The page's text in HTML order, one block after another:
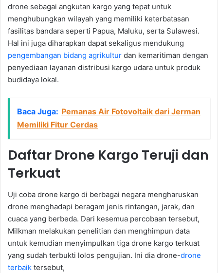
drone sebagai angkutan kargo yang tepat untuk
menghubungkan wilayah yang memiliki keterbatasan
fasilitas bandara seperti Papua, Maluku, serta Sulawesi.
Hal ini juga diharapkan dapat sekaligus mendukung
pengembangan bidang agrikultur dan kemaritiman dengan
penyediaan layanan distribusi kargo udara untuk produk
budidaya lokal.
Baca Juga: Pemanas Air Fotovoltaik dari Jerman
Memiliki Fitur Cerdas
Daftar Drone Kargo Teruji dan
Terkuat
Uji coba drone kargo di berbagai negara mengharuskan
drone menghadapi beragam jenis rintangan, jarak, dan
cuaca yang berbeda. Dari kesemua percobaan tersebut,
Milkman melakukan penelitian dan menghimpun data
untuk kemudian menyimpulkan tiga drone kargo terkuat
yang sudah terbukti lolos pengujian. Ini dia drone-drone
terbaik tersebut,